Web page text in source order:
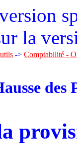
la
-> Comptabilité -
des